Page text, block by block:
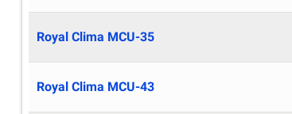
Royal Clima MCU-35
Royal Clima MCU-43